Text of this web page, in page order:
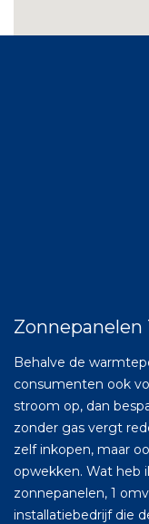
Zonnepanelen
Behalve de
consumenten ook
stroom op, dan
zonder gas vergt
zelf inkopen, maar
opwekken. Wat heb
zonnepanelen, 1
installatiebedrijf die